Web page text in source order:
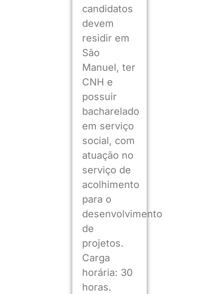
candidatos
devem
residir em
São
Manuel, ter
CNH e
possuir
bacharelado
em serviço
social, com
atuação no
serviço de
acolhimento
para o
desenvolvimento
de
projetos.
Carga
horária: 30
horas.